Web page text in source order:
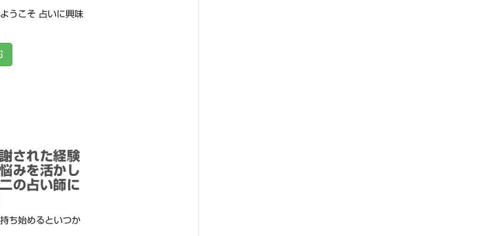
うこそ 占いに興味
された経験
みを活かし
の占い師に
ち始めるといつか